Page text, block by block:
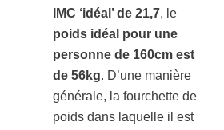
IMC ‘idéal’ de 21,7, le
poids idéal pour une
personne de 160cm est
de 56kg. D’une manière
générale, la fourchette de
poids dans laquelle il est